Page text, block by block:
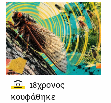
18χρονος
κουφάθηκε